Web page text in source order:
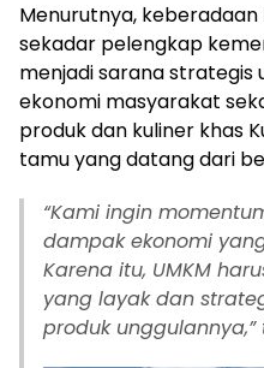
Menurutnya, keberadaan
sekadar pelengkap
menjadi sarana strategis
ekonomi masyarakat
produk dan kuliner khas
tamu yang datang dari
“Kami ingin
dampak ekonomi
Karena itu, UMKM
yang layak dan
produk unggulannya,”